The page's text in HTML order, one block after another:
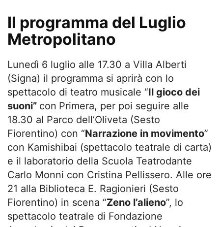
Il programma del Luglio
Metropolitano
Lunedì 6 luglio alle 17.30 a Villa Alberti
(Signa) il programma si aprirà con lo
spettacolo di teatro musicale “Il gioco dei
suoni” con Primera, per poi seguire alle
18.30 al Parco dell’Oliveta (Sesto
Fiorentino) con “Narrazione in movimento”
con Kamishibai (spettacolo teatrale di carta)
e il laboratorio della Scuola Teatrodante
Carlo Monni con Cristina Pellissero. Alle ore
21 alla Biblioteca E. Ragionieri (Sesto
Fiorentino) in scena “Zeno l’alieno”, lo
spettacolo teatrale di Fondazione